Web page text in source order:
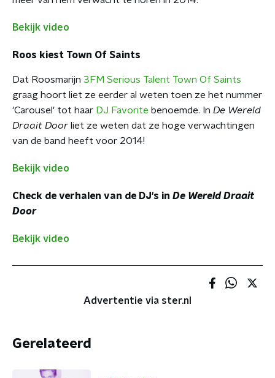
Bekijk video
Roos kiest Town Of Saints
Dat Roosmarijn 3FM Serious Talent Town Of Saints
graag hoort liet ze eerder al weten toen ze het nummer
'Carousel' tot haar DJ Favorite benoemde. In De Wereld
Draait Door liet ze weten dat ze hoge verwachtingen
van de band heeft voor 2014!
Bekijk video
Check de verhalen van de DJ's in De Wereld Draait
Door
Bekijk video
Advertentie via ster.nl
Gerelateerd